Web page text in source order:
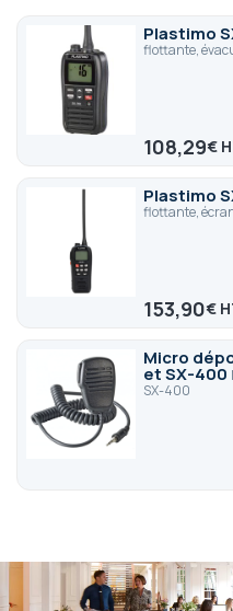
conditions. Plus qu'une
expertise complète de
Plastimo
flottante,
108,29€
Plastimo
flottante,
153,90€
Micro
et SX-400
SX-400